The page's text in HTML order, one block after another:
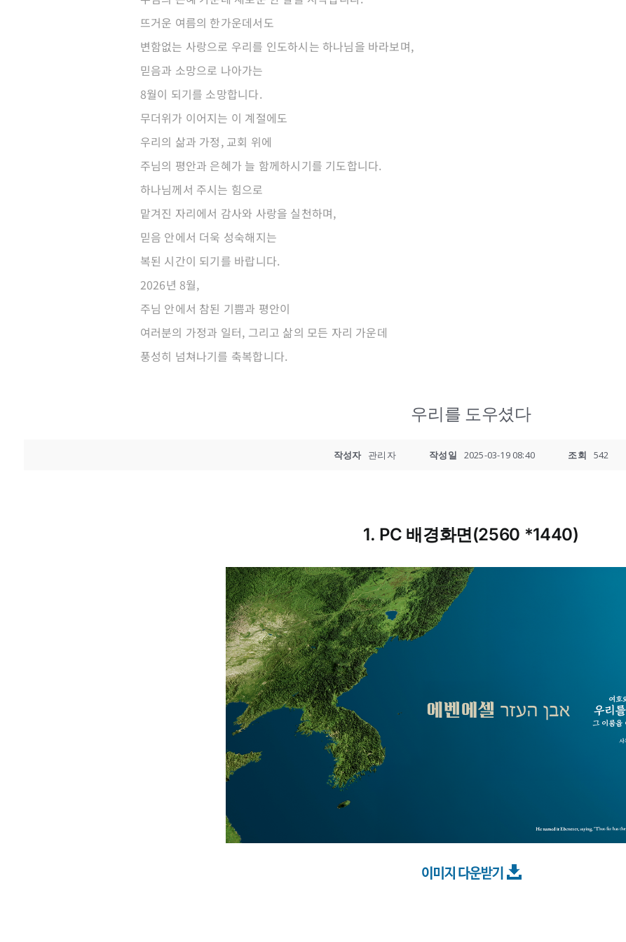
뜨거운 여름의 한가운데서도
변함없는 사랑으로 우리를 인도하시는 하나님을 바라보며,
믿음과 소망으로 나아가는
8월이 되기를 소망합니다.
무더위가 이어지는 이 계절에도
우리의 삶과 가정, 교회 위에
주님의 평안과 은혜가 늘 함께하시기를 기도합니다.
하나님께서 주시는 힘으로
맡겨진 자리에서 감사와 사랑을 실천하며,
믿음 안에서 더욱 성숙해지는
복된 시간이 되기를 바랍니다.
2026년 8월,
주님 안에서 참된 기쁨과 평안이
여러분의 가정과 일터, 그리고 삶의 모든 자리 가운데
풍성히 넘쳐나기를 축복합니다.
우리를 도우셨다
작성자 관리자 작성일 2025-03-19 08:40 조회 542
1. PC 배경화면(2560 *1440)